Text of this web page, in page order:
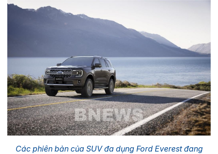
Các phiên bản của SUV đa dụng Ford Everest đang